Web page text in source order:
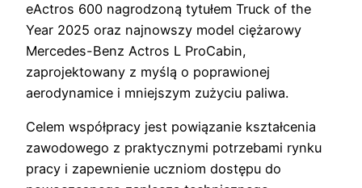
eActros 600 nagrodzoną tytułem Truck of the
Year 2025 oraz najnowszy model ciężarowy
Mercedes-Benz Actros L ProCabin,
zaprojektowany z myślą o poprawionej
aerodynamice i mniejszym zużyciu paliwa.
Celem współpracy jest powiązanie kształcenia
zawodowego z praktycznymi potrzebami rynku
pracy i zapewnienie uczniom dostępu do